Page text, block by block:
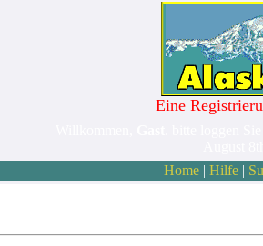
Eine
Home| Hilfe|